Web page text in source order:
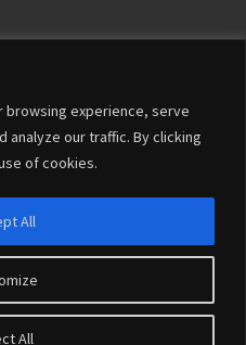
browsing experience, serve
analyze our traffic. By clicking
of cookies.
All
All
– Tutti i diritti riservati